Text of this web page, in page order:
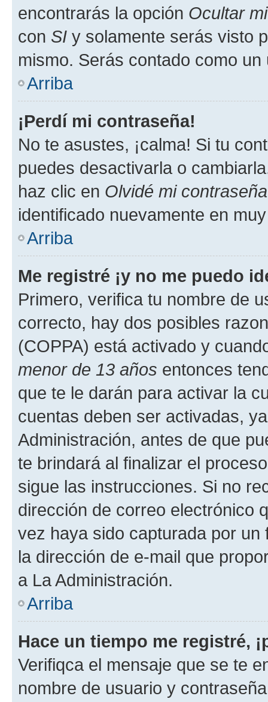
encontrarás la opción Ocultar
con SI y solamente serás visto
mismo. Serás contado como un
Arriba
¡Perdí mi contraseña!
No te asustes, ¡calma! Si tu
puedes desactivarla o
haz clic en Olvidé mi contraseña
identificado nuevamente en
Arriba
Me registré ¡y no me puedo
Primero, verifica tu nombre de
correcto, hay dos posibles
(COPPA) está activado y
menor de 13 años entonces
que te le darán para activar la
cuentas deben ser activadas,
Administración, antes de que
te brindará al finalizar el
sigue las instrucciones. Si no
dirección de correo electrónico
vez haya sido capturada por
la dirección de e-mail que
a La Administración.
Arriba
Hace un tiempo me registré,
Verifiqca el mensaje que se te
nombre de usuario y